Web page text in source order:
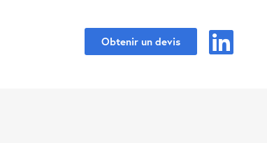
Obtenir un devis